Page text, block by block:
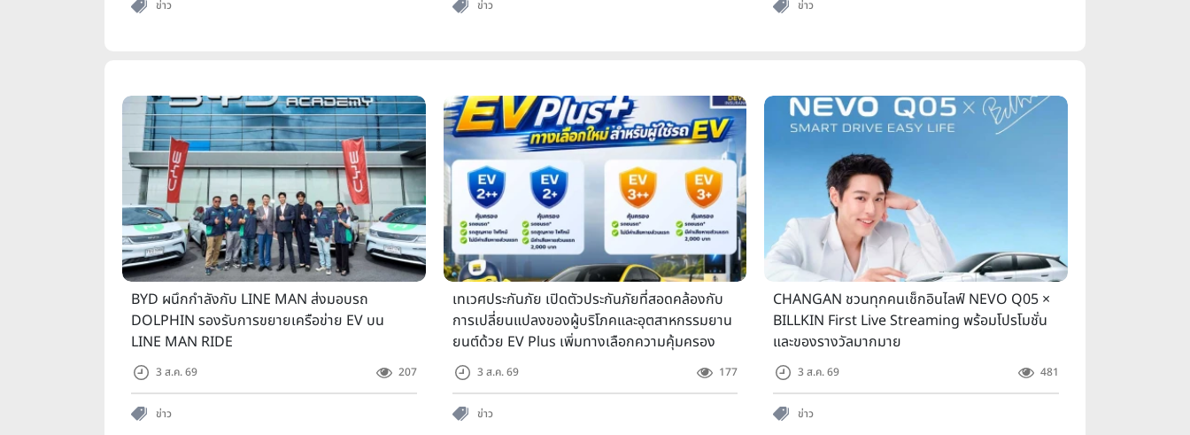
ข่าว ข่าว ข่าว
BYD ผนึกกำลังกับ LINE MAN ส่งมอบรถ
DOLPHIN รองรับการขยายเครือข่าย EV บน
LINE MAN RIDE
3 ส.ค. 69 207
ข่าว
เทเวศประกันภัย เปิดตัวประกันภัยที่สอดคล้องกับ
การเปลี่ยนแปลงของผู้บริโภคและอุตสาหกรรมยาน
ยนต์ด้วย EV Plus เพิ่มทางเลือกความคุ้มครอง
สำหรับผู้ใช้รถ EV
3 ส.ค. 69 177
ข่าว
CHANGAN ชวนทุกคนเช็กอินไลฟ์ NEVO Q05 ×
BILLKIN First Live Streaming พร้อมโปรโมชั่น
และของรางวัลมากมาย
3 ส.ค. 69 481
ข่าว